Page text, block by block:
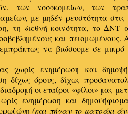
των νοσοκομείων, των
με μηδέν ρευστότητα
τη διεθνή κοινότητα, το ΔΝΤ
και
να βιώσουμε σε μικρό
χωρίς ενημέρωση και
δίχως όρους, δίχως
οι εταίροι «φίλοι» μας
ενημέρωση και
(και πήγαν το ματσάκι